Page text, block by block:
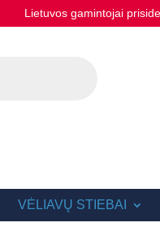
Lietuvos gamintojai
VĖLIAVŲ STIEBAI